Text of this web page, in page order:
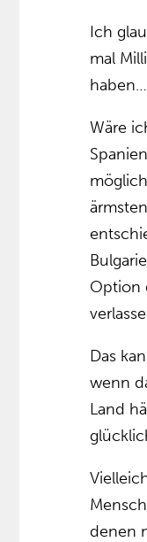
Ich
mal
haben…
Wäre
Option
Das
wenn
Land
denen